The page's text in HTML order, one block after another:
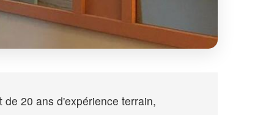
20 ans d'expérience terrain,